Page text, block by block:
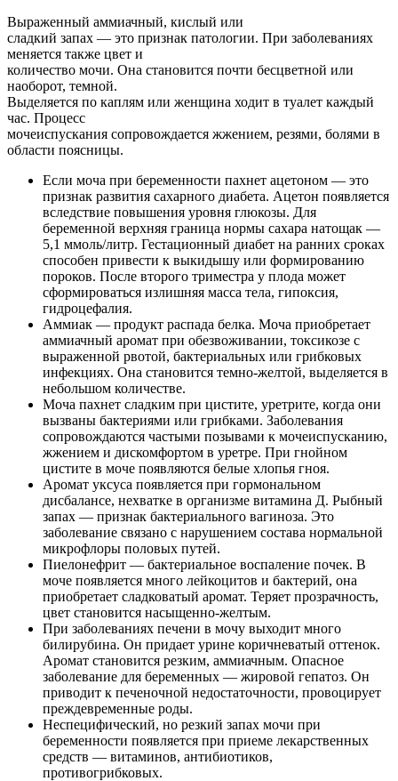
Выраженный аммиачный, кислый или
сладкий запах — это признак патологии. При заболеваниях
меняется также цвет и
количество мочи. Она становится почти бесцветной или
наоборот, темной.
Выделяется по каплям или женщина ходит в туалет каждый
час. Процесс
мочеиспускания сопровождается жжением, резями, болями в
области поясницы.
Если моча при беременности пахнет ацетоном — это
признак развития сахарного диабета. Ацетон появляется
вследствие повышения уровня глюкозы. Для
беременной верхняя граница нормы сахара натощак —
5,1 ммоль/литр. Гестационный диабет на ранних сроках
способен привести к выкидышу или формированию
пороков. После второго триместра у плода может
сформироваться излишняя масса тела, гипоксия,
гидроцефалия.
Аммиак — продукт распада белка. Моча приобретает
аммиачный аромат при обезвоживании, токсикозе с
выраженной рвотой, бактериальных или грибковых
инфекциях. Она становится темно-желтой, выделяется в
небольшом количестве.
Моча пахнет сладким при цистите, уретрите, когда они
вызваны бактериями или грибками. Заболевания
сопровождаются частыми позывами к мочеиспусканию,
жжением и дискомфортом в уретре. При гнойном
цистите в моче появляются белые хлопья гноя.
Аромат уксуса появляется при гормональном
дисбалансе, нехватке в организме витамина Д. Рыбный
запах — признак бактериального вагиноза. Это
заболевание связано с нарушением состава нормальной
микрофлоры половых путей.
Пиелонефрит — бактериальное воспаление почек. В
моче появляется много лейкоцитов и бактерий, она
приобретает сладковатый аромат. Теряет прозрачность,
цвет становится насыщенно-желтым.
При заболеваниях печени в мочу выходит много
билирубина. Он придает урине коричневатый оттенок.
Аромат становится резким, аммиачным. Опасное
заболевание для беременных — жировой гепатоз. Он
приводит к печеночной недостаточности, провоцирует
преждевременные роды.
Неспецифический, но резкий запах мочи при
беременности появляется при приеме лекарственных
средств — витаминов, антибиотиков,
противогрибковых.